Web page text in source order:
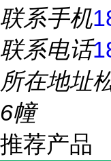
联系手机
联系电话
所在地址
6幢
推荐产品